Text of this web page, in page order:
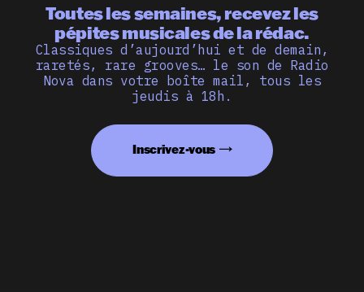
Toutes les semaines, recevez les
pépites musicales de la rédac.
Classiques d’aujourd’hui et de demain,
raretés, rare grooves… le son de Radio
Nova dans votre boîte mail, tous les
jeudis à 18h.
Inscrivez-vous